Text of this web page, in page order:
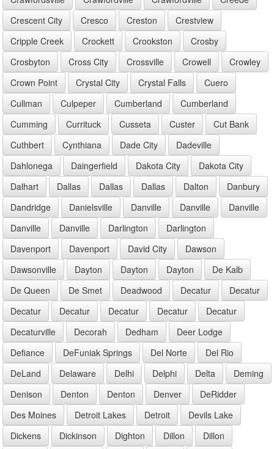
Crescent City
Cresco Creston
Crestview
Cripple Creek
Crockett Crookston
Crosby
Crosbyton
Cross City Crossville Crowell
Crowley
Crown Point
Crystal City Crystal Falls
Cuero
Cullman
Culpeper Cumberland
Cumberland
Cumming
Currituck Cusseta Custer
Cut Bank
Cuthbert
Cynthiana Dade City
Dadeville
Dahlonega
Daingerfield Dakota City
Dakota City
Dalhart
Dallas Dallas Dallas Dalton
Danbury
Dandridge
Danielsville Danville Danville
Danville
Danville
Danville Darlington
Darlington
Davenport
Davenport David City
Dawson
Dawsonville
Dayton Dayton Dayton
De Kalb
De Queen
De Smet Deadwood Decatur
Decatur
Decatur
Decatur Decatur Decatur
Decatur
Decaturville
Decorah Dedham
Deer Lodge
Defiance
DeFuniak Springs Del Norte
Del Rio
DeLand
Delaware Delhi Delphi Delta
Deming
Denison
Denton Denton Denver
DeRidder
Des Moines
Detroit Lakes Detroit
Devils Lake
Dickens
Dickinson Dighton Dillon
Dillon